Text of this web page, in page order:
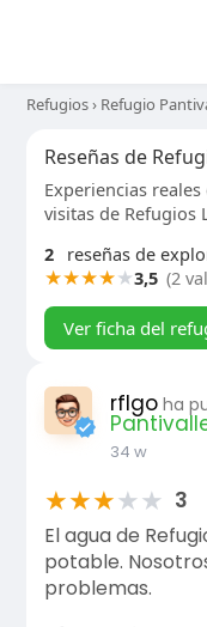
Refugios› Refugio
Reseñas de
Experiencias
visitas de Refugios
2
reseñas de
★★★★★3,5 (2
Ver ficha del
rflgo ha
34 w
★★★★★ 3
El agua de
potable.
problemas.